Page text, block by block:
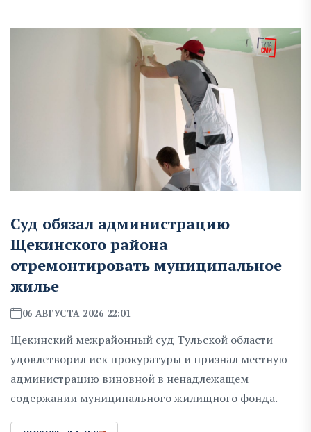
Суд обязал администрацию
Щекинского района
отремонтировать муниципальное
жилье
06 АВГУСТА 2026 22:01
Щекинский межрайонный суд Тульской области
удовлетворил иск прокуратуры и признал местную
администрацию виновной в ненадлежащем
содержании муниципального жилищного фонда.